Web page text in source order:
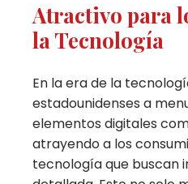
Atractivo para
la Tecnología
En la era de la
estadounidenses a
elementos digitales
atrayendo a los
tecnología que buscan